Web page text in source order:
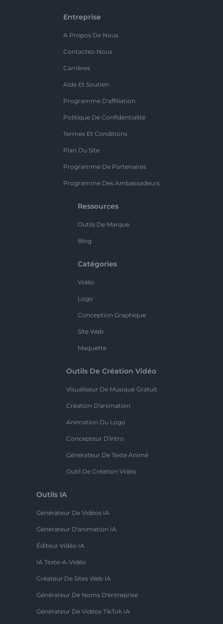
Entreprise
A Propos De Nous
Contactez-Nous
Carrières
Aide Et Soutien
Programme D'affiliation
Politique De Confidentialité
Termes Et Conditions
Plan Du Site
Programme De Partenaires
Programme Des Ambassadeurs
Ressources
Outils De Marque
Blog
Catégories
Vidéo
Logo
Conception Graphique
Site Web
Maquette
Outils De Création Vidéo
Visualiseur De Musique Gratuit
Création D'animation
Animation Du Logo
Concepteur D'intro
Générateur De Texte Animé
Outil De Création Vidéo
Outils IA
Générateur De Vidéos IA
Générateur D'animation IA
Éditeur Vidéo IA
IA Texte-À-Vidéo
Créateur De Sites Web IA
Générateur De Noms D'entreprise
Générateur De Vidéos TikTok IA